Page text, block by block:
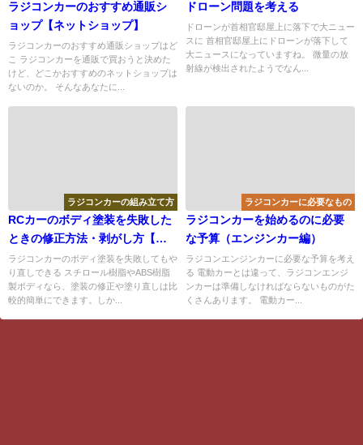
ラジコンカーのおすすめ通販シ
ョップ【ネットショップ】
ラジコンカーのおすすめ通販ショップはど
こ ラジコンカーを通販で買おうと決めた
けど、どこかおすすめのネットショップは
ないのか。 そんなあなたに...
ドローン問題を考える
ドローンが首相官邸屋上に落下で大ニュー
スに 首相官邸屋上にドローンが落下して
大ニュースになっていますね。 微量の放
射線が検出されたようでなん...
ラジコンカーの組み立て方
RCカーのボディ塗装を失敗した
ときの修正方法・剥がし方【ポ
リカ・ペイントリムーバー】
ラジコンカーのボディ塗装を失敗してもや
り直しできる スチロール樹脂やABS樹脂
製ボディなら、塗装の修正や塗り直しは比
較的簡単にできます。しか...
ラジコンカーに必要なもの
ラジコンカーを始めるのに必要
な予算（エンジンカー編）
ラジコンエンジンカーに必要な予算を考え
る 電動カーとは違って、ラジコンエンジ
ンカーは準備しなければならないものがた
くさんあります。 電動カー...